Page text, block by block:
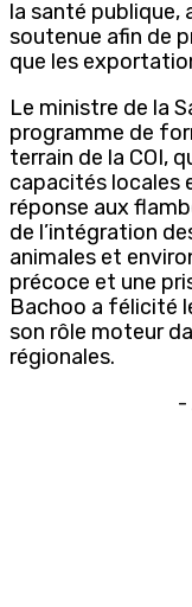
la santé publique,
soutenue afin de
que les
Le ministre de la
programme de
terrain de la COI,
capacités locales
réponse aux
de l’intégration
animales et
précoce et une
Bachoo a félicité
son rôle moteur
régionales.
-